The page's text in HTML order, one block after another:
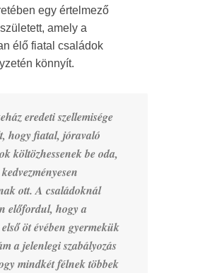
egy értelmező
amely a
élő fiatal családok
könnyít.
eredeti szellemisége
hogy fiatal, jóravaló
költözhessenek be oda,
ott. A családoknál
előfordul, hogy a
öt évében gyermekük
a jelenlegi szabályozás
mindkét félnek többek